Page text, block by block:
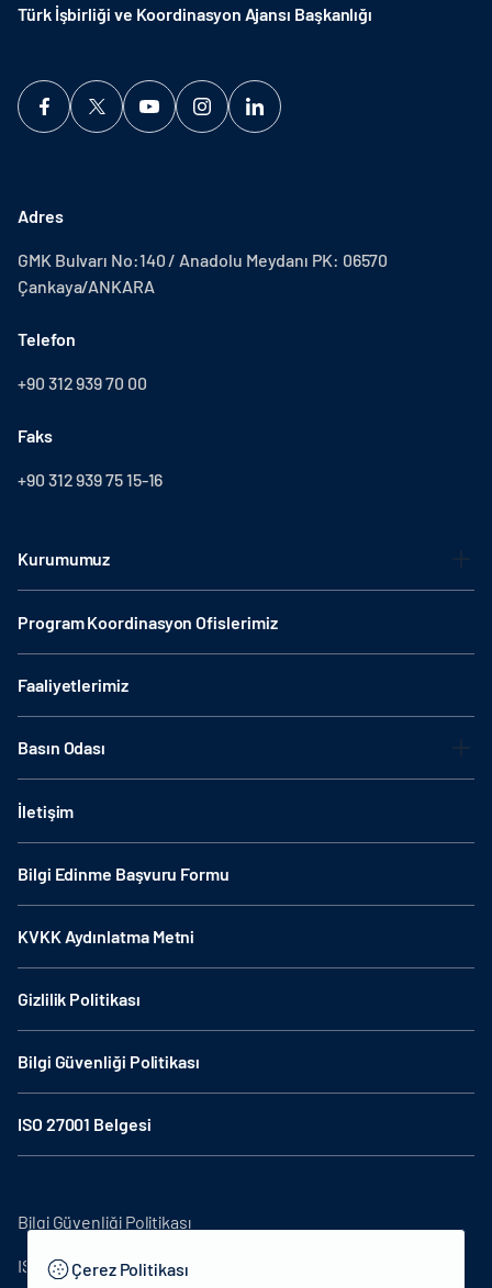
Türk İşbirliği ve Koordinasyon Ajansı Başkanlığı
Adres
GMK Bulvarı No:140 / Anadolu Meydanı PK: 06570
Çankaya/ANKARA
Telefon
+90 312 939 70 00
Faks
+90 312 939 75 15-16
Kurumumuz
Program Koordinasyon Ofislerimiz
Faaliyetlerimiz
Basın Odası
İletişim
Bilgi Edinme Başvuru Formu
KVKK Aydınlatma Metni
Gizlilik Politikası
Bilgi Güvenliği Politikası
ISO 27001 Belgesi
Bilgi Güvenliği Politikası
ISO27001Çerez Politikası